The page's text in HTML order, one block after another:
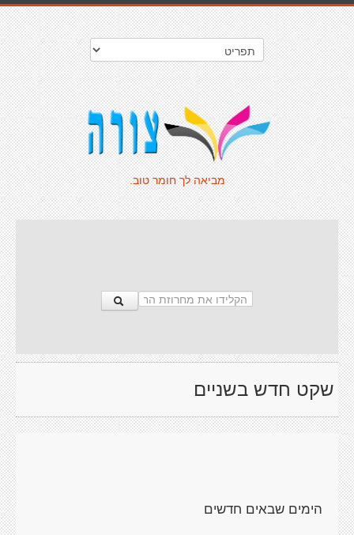
מביאה לך חומר טוב.
שקט חדש בשניים
הימים שבאים חדשים